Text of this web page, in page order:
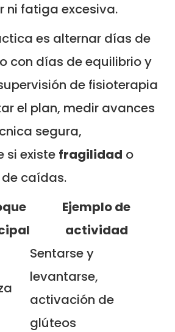
ni fatiga excesiva.
es alternar días de
con días de equilibrio y
de fisioterapia
el plan, medir avances
segura,
si existe fragilidad o
caídas.
Ejemplo de
actividad
Sentarse y
levantarse,
activación de
glúteos